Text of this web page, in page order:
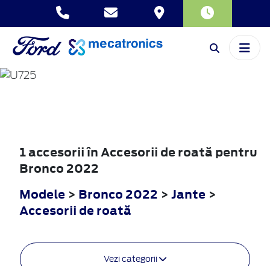
BRONCO
1 accesorii în Accesorii de roată pentru
Bronco 2022
Modele > Bronco 2022 > Jante >
Accesorii de roată
Vezi categorii